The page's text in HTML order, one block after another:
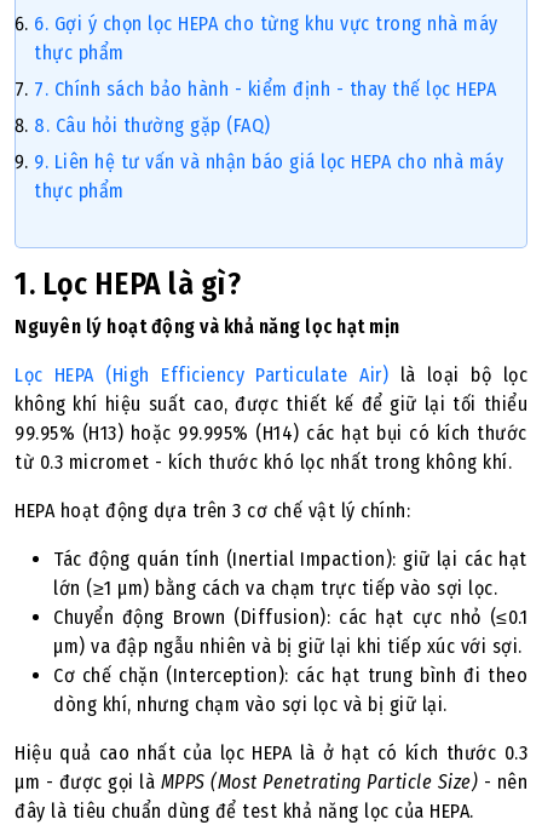
6. Gợi ý chọn lọc HEPA cho từng khu vực trong nhà máy
thực phẩm
7. Chính sách bảo hành - kiểm định - thay thế lọc HEPA
8. Câu hỏi thường gặp (FAQ)
9. Liên hệ tư vấn và nhận báo giá lọc HEPA cho nhà máy
thực phẩm
1. Lọc HEPA là gì?
Nguyên lý hoạt động và khả năng lọc hạt mịn
Lọc HEPA (High Efficiency Particulate Air) là loại bộ lọc
không khí hiệu suất cao, được thiết kế để giữ lại tối thiểu
99.95% (H13) hoặc 99.995% (H14) các hạt bụi có kích thước
từ 0.3 micromet - kích thước khó lọc nhất trong không khí.
HEPA hoạt động dựa trên 3 cơ chế vật lý chính:
Tác động quán tính (Inertial Impaction): giữ lại các hạt
lớn (≥1 μm) bằng cách va chạm trực tiếp vào sợi lọc.
Chuyển động Brown (Diffusion): các hạt cực nhỏ (≤0.1
μm) va đập ngẫu nhiên và bị giữ lại khi tiếp xúc với sợi.
Cơ chế chặn (Interception): các hạt trung bình đi theo
dòng khí, nhưng chạm vào sợi lọc và bị giữ lại.
Hiệu quả cao nhất của lọc HEPA là ở hạt có kích thước 0.3
μm - được gọi là MPPS (Most Penetrating Particle Size) - nên
đây là tiêu chuẩn dùng để test khả năng lọc của HEPA.